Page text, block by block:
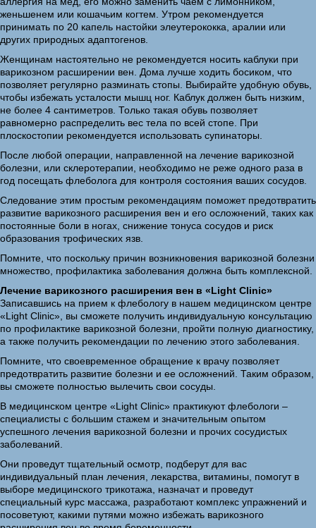
женьшенем или кошачьим когтем. Утром рекомендуется
принимать по 20 капель настойки элеутерококка, аралии или
других природных адаптогенов.
Женщинам настоятельно не рекомендуется носить каблуки при
варикозном расширении вен. Дома лучше ходить босиком, что
позволяет регулярно разминать стопы. Выбирайте удобную обувь,
чтобы избежать усталости мышц ног. Каблук должен быть низким,
не более 4 сантиметров. Только такая обувь позволяет
равномерно распределить вес тела по всей стопе. При
плоскостопии рекомендуется использовать супинаторы.
После любой операции, направленной на лечение варикозной
болезни, или склеротерапии, необходимо не реже одного раза в
год посещать флеболога для контроля состояния ваших сосудов.
Следование этим простым рекомендациям поможет предотвратить
развитие варикозного расширения вен и его осложнений, таких как
постоянные боли в ногах, снижение тонуса сосудов и риск
образования трофических язв.
Помните, что поскольку причин возникновения варикозной болезни
множество, профилактика заболевания должна быть комплексной.
Лечение варикозного расширения вен в «Light Clinic»
Записавшись на прием к флебологу в нашем медицинском центре
«Light Clinic», вы сможете получить индивидуальную консультацию
по профилактике варикозной болезни, пройти полную диагностику,
а также получить рекомендации по лечению этого заболевания.
Помните, что своевременное обращение к врачу позволяет
предотвратить развитие болезни и ее осложнений. Таким образом,
вы сможете полностью вылечить свои сосуды.
В медицинском центре «Light Clinic» практикуют флебологи –
специалисты с большим стажем и значительным опытом
успешного лечения варикозной болезни и прочих сосудистых
заболеваний.
Они проведут тщательный осмотр, подберут для вас
индивидуальный план лечения, лекарства, витамины, помогут в
выборе медицинского трикотажа, назначат и проведут
специальный курс массажа, разработают комплекс упражнений и
посоветуют, какими путями можно избежать варикозного